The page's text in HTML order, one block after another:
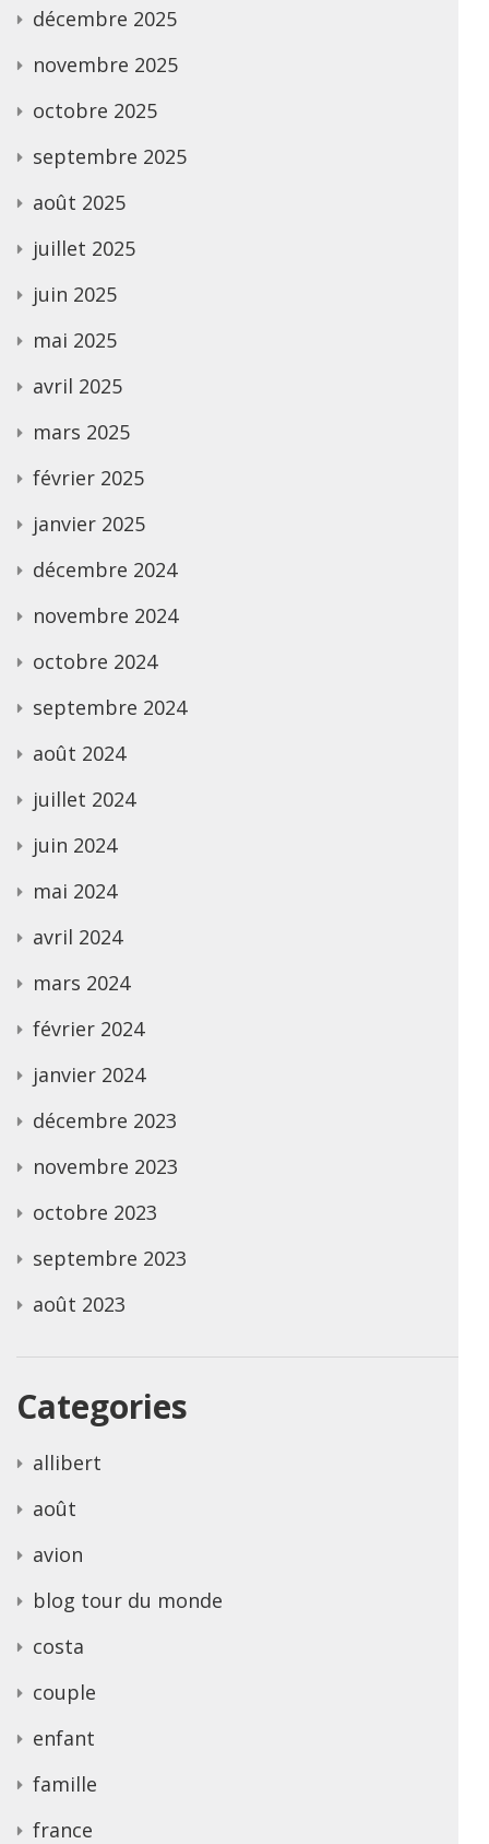
décembre 2025
novembre 2025
octobre 2025
septembre 2025
août 2025
juillet 2025
juin 2025
mai 2025
avril 2025
mars 2025
février 2025
janvier 2025
décembre 2024
novembre 2024
octobre 2024
septembre 2024
août 2024
juillet 2024
juin 2024
mai 2024
avril 2024
mars 2024
février 2024
janvier 2024
décembre 2023
novembre 2023
octobre 2023
septembre 2023
août 2023
Categories
allibert
août
avion
blog tour du monde
costa
couple
enfant
famille
france